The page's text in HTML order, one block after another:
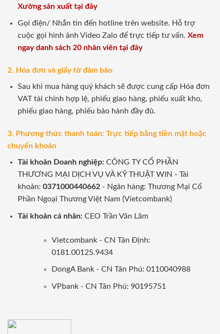
Xưởng sản xuất tại đây
Gọi điện/ Nhắn tin đến hotline trên website. Hỗ trợ
cuộc gọi hình ảnh Video Zalo để trực tiếp tư vấn. Xem
ngay danh sách 20 nhân viên tại đây
2. Hóa đơn và giấy tờ đảm bảo
Sau khi mua hàng quý khách sẽ được cung cấp Hóa đơn
VAT tài chính hợp lệ, phiếu giao hàng, phiếu xuất kho,
phiếu giao hàng, phiếu bảo hành đầy đủ.
3. Phương thức thanh toán: Trực tiếp bằng tiền mặt hoặc
chuyển khoản
Tài khoản Doanh nghiệp:CÔNG TY CỔ PHẦN
THƯƠNG MẠI DỊCH VỤ VÀ KỸ THUẬT WIN - Tài
khoản: 0371000440662- Ngân hàng: Thương Mại Cổ
Phần Ngoại Thương Việt Nam (Vietcombank)
Tài khoản cá nhân: CEO Trần Văn Lãm
Vietcombank - CN Tân Định:
0181.00125.9434
DongA Bank - CN Tân Phú: 0110040988
VPbank - CN Tân Phú: 90195751